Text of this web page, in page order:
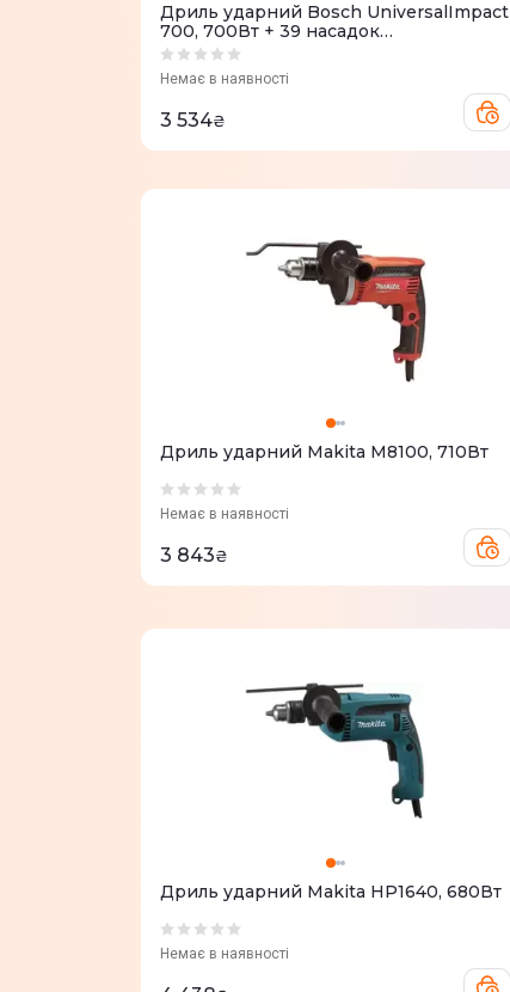
Дриль ударний Bosch UniversalImpact
700, 700Вт + 39 насадок
(0.603.131.00A)
Немає в наявності
3 534₴
Дриль ударний Makita M8100, 710Вт
Немає в наявності
3 843₴
Дриль ударний Makita HP1640, 680Вт
Немає в наявності